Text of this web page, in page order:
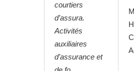
courtiers
d’assura.
Activités
auxiliaires
d’assurance et